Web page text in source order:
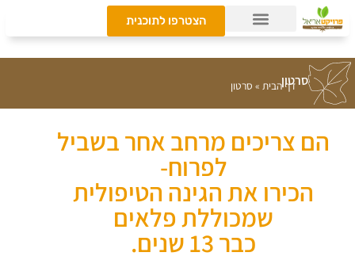
הצטרפו לתוכנית
סרטוןדף הבית » סרטון
הם צריכים מרחב אחר בשביל
לפרוח-
הכירו את הגינה הטיפולית
שמכוללת פלאים
כבר 13 שנים.